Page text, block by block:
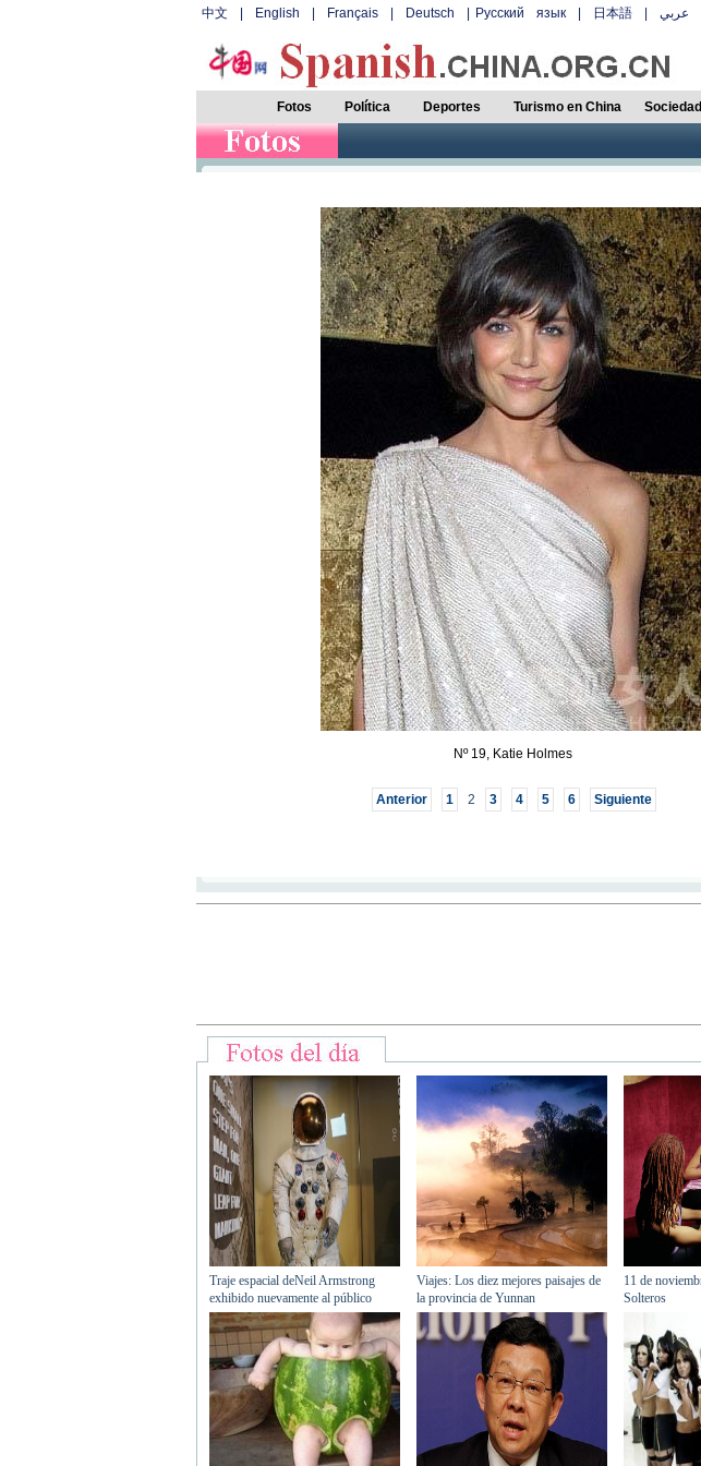
中文 English Français| Deutsch Русский язык| 日本語| عربي
Fotos Política Deportes Turismo en China Sociedad
Nº 19, Katie Holmes
Anterior 1 2 3 4 5 6 Siguiente